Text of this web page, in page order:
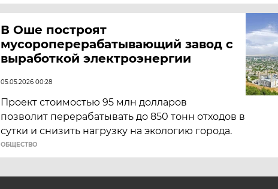
В Оше построят
мусороперерабатывающий завод с
выработкой электроэнергии
05.05.2026 00:28
Проект стоимостью 95 млн долларов
позволит перерабатывать до 850 тонн отходов в
сутки и снизить нагрузку на экологию города.
ОБЩЕСТВО